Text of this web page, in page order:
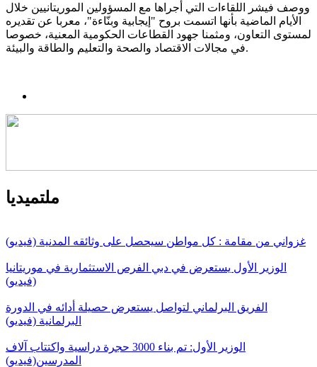
ووصف فيشر اللقاءات التي أجراها مع المسؤولين الموريتانيين خلال
الأيام الماضية بأنها اتسمت بروح "إيجابية وبنّاءة"، معربا عن تقديره
لمستوى التعاون، ومثمنا جهود القطاعات الحكومية المعنية، خصوصا
في مجالات الاقتصاد والصحة والتعليم والطاقة والبيئة.
ملتميديا
غزواني من مقامة : كل مواطن سيحصل على وثائقه المدنية (فيديو)
الوزير الأول يستعرض في دبي الفرص الاستثمارية في موريتانيا
(فيديو)
الفريق البرلماني لتواصل يستعرض حصيلة أدائه في الدورة
البرلمانية (فيديو)
الوزير الأول: تم بناء 3000 حجرة دراسية واكتتاب آلاف
المدرسين(فيديو)